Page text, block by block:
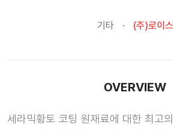
기타 (주)로이스
OVERVIEW
세라믹황토 코팅 원재료에 대한 최고